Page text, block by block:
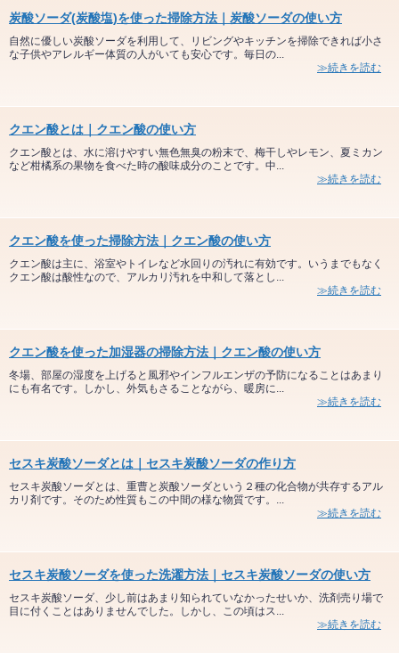
炭酸ソーダ(炭酸塩)を使った掃除方法｜炭酸ソーダの使い方
自然に優しい炭酸ソーダを利用して、リビングやキッチンを掃除できれば小さ
な子供やアレルギー体質の人がいても安心です。毎日の...
≫続きを読む
クエン酸とは｜クエン酸の使い方
クエン酸とは、水に溶けやすい無色無臭の粉末で、梅干しやレモン、夏ミカン
など柑橘系の果物を食べた時の酸味成分のことです。中...
≫続きを読む
クエン酸を使った掃除方法｜クエン酸の使い方
クエン酸は主に、浴室やトイレなど水回りの汚れに有効です。いうまでもなく
クエン酸は酸性なので、アルカリ汚れを中和して落とし...
≫続きを読む
クエン酸を使った加湿器の掃除方法｜クエン酸の使い方
冬場、部屋の湿度を上げると風邪やインフルエンザの予防になることはあまり
にも有名です。しかし、外気もさることながら、暖房に...
≫続きを読む
セスキ炭酸ソーダとは｜セスキ炭酸ソーダの作り方
セスキ炭酸ソーダとは、重曹と炭酸ソーダという２種の化合物が共存するアル
カリ剤です。そのため性質もこの中間の様な物質です。...
≫続きを読む
セスキ炭酸ソーダを使った洗濯方法｜セスキ炭酸ソーダの使い方
セスキ炭酸ソーダ、少し前はあまり知られていなかったせいか、洗剤売り場で
目に付くことはありませんでした。しかし、この頃はス...
≫続きを読む